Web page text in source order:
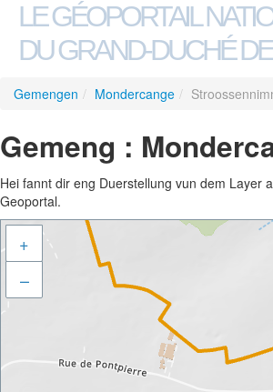
LE GÉOPORTAIL
DU GRAND-DUCHÉ
Gemengen / Mondercange /
Gemeng :
Hei fannt dir eng Duerstellung vun dem Layer
Geoportal.
+
–